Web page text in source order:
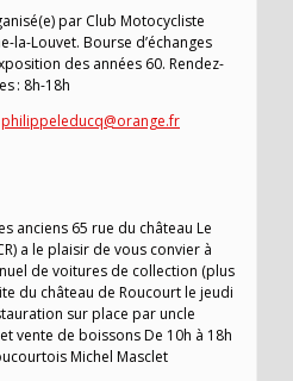
par Club Motocycliste
la-Louvet. Bourse d’échanges
des années 60. Rendez-
: 8h-18h
philippeleducq@orange.fr
anciens 65 rue du château Le
a le plaisir de vous convier à
de voitures de collection (plus
du château de Roucourt le jeudi
sur place par uncle
vente de boissons De 10h à 18h
Michel Masclet